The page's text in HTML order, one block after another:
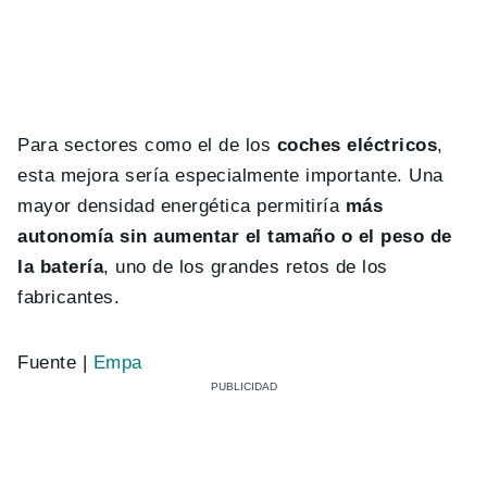
Para sectores como el de los coches eléctricos,
esta mejora sería especialmente importante. Una
mayor densidad energética permitiría más
autonomía sin aumentar el tamaño o el peso de
la batería, uno de los grandes retos de los
fabricantes.
Fuente | Empa